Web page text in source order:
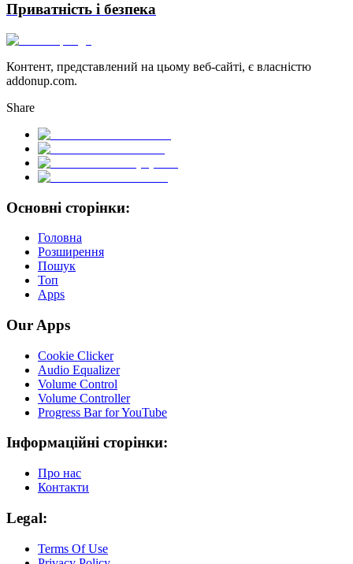
Приватність і безпека
Контент, представлений на цьому веб-сайті, є власністю
addonup.com.
Share
Основні сторінки:
Головна
Розширення
Пошук
Топ
Apps
Our Apps
Cookie Clicker
Audio Equalizer
Volume Control
Volume Controller
Progress Bar for YouTube
Інформаційні сторінки:
Про нас
Контакти
Legal:
Terms Of Use